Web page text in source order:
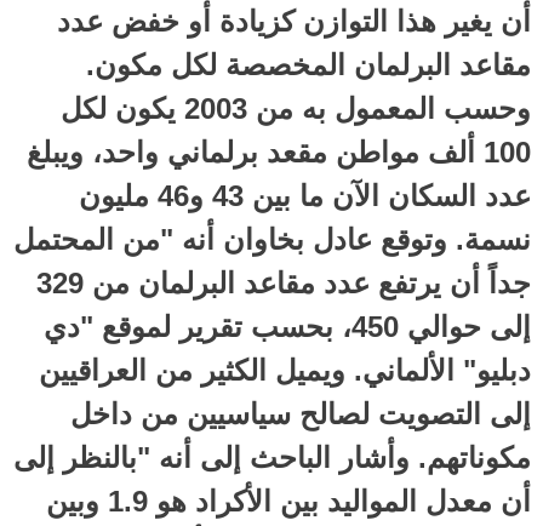
أن يغير هذا التوازن كزيادة أو خفض عدد
مقاعد البرلمان المخصصة لكل مكون.
وحسب المعمول به من 2003 يكون لكل
100 ألف مواطن مقعد برلماني واحد، ويبلغ
عدد السكان الآن ما بين 43 و46 مليون
نسمة. وتوقع عادل بخاوان أنه "من المحتمل
جداً أن يرتفع عدد مقاعد البرلمان من 329
إلى حوالي 450، بحسب تقرير لموقع "دي
دبليو" الألماني. ويميل الكثير من العراقيين
إلى التصويت لصالح سياسيين من داخل
مكوناتهم. وأشار الباحث إلى أنه "بالنظر إلى
أن معدل المواليد بين الأكراد هو 1.9 وبين